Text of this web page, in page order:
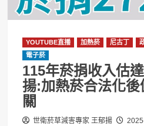
YOUTUBE直播 加熱菸 尼古丁
電子菸
115年菸捐收入估
揚:加熱菸合法化後
關
世衛菸草減害專家 王郁揚